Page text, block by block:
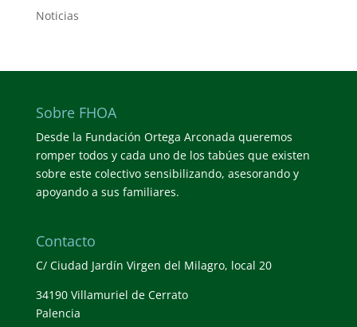
Noticias
Sobre FHOA
Desde la Fundación Ortega Arconada queremos
romper todos y cada uno de los tabúes que existen
sobre este colectivo sensibilizando, asesorando y
apoyando a sus familiares.
Contacto
C/ Ciudad Jardín Virgen del Milagro, local 20
34190 Villamuriel de Cerrato
Palencia